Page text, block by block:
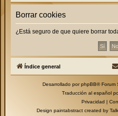
Borrar cookies
¿Está seguro de que quiere borrar
Índice general
Desarrollado porphpBB® Forum
Traducción al español
Privacidad |
Design paintabstract created by